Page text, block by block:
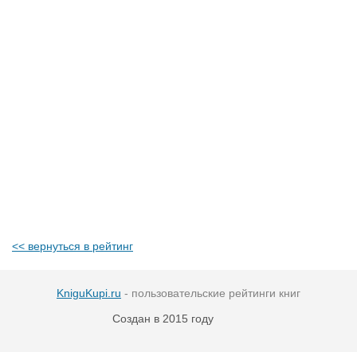
<< вернуться в рейтинг
KniguKupi.ru - пользовательские рейтинги книг
Создан в 2015 году